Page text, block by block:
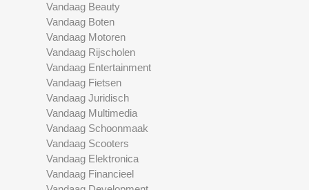
Vandaag Beauty
Vandaag Boten
Vandaag Motoren
Vandaag Rijscholen
Vandaag Entertainment
Vandaag Fietsen
Vandaag Juridisch
Vandaag Multimedia
Vandaag Schoonmaak
Vandaag Scooters
Vandaag Elektronica
Vandaag Financieel